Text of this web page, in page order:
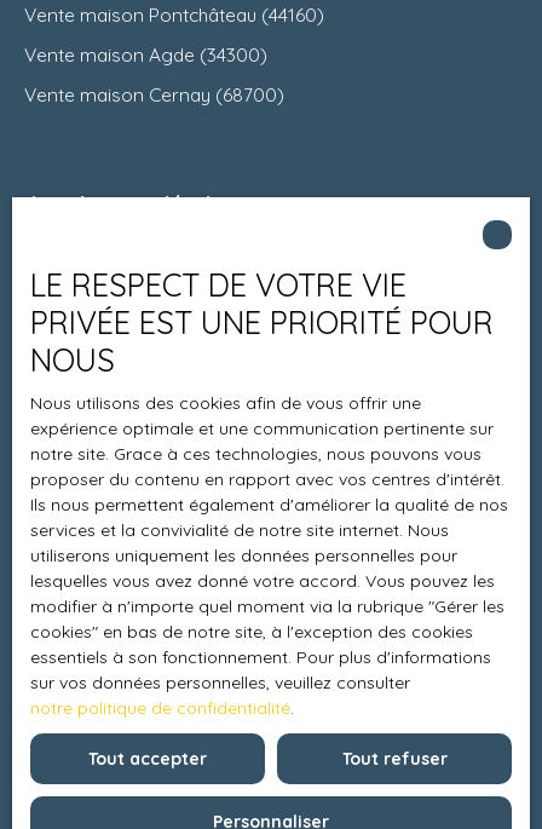
Vente maison Pontchâteau (44160)
Vente maison Agde (34300)
Vente maison Cernay (68700)
Je suis propriétaire
Espace vendeur
Vendre avec nous
Charte 21
Contact
Informations
Recrutement
Honoraires
Mentions légales
Politique de confidentialité
Plan du site
Gérer les cookies
Propulsé par
LE RESPECT DE VOTRE VIE
PRIVÉE EST UNE PRIORITÉ POUR
NOUS
Nous utilisons des cookies afin de vous offrir une
expérience optimale et une communication pertinente sur
notre site. Grace à ces technologies, nous pouvons vous
proposer du contenu en rapport avec vos centres d'intérêt.
Ils nous permettent également d'améliorer la qualité de nos
services et la convivialité de notre site internet. Nous
utiliserons uniquement les données personnelles pour
lesquelles vous avez donné votre accord. Vous pouvez les
modifier à n'importe quel moment via la rubrique ″Gérer les
cookies″ en bas de notre site, à l'exception des cookies
essentiels à son fonctionnement. Pour plus d'informations
sur vos données personnelles, veuillez consulter
notre politique de confidentialité.
Tout accepter Tout refuser
Personnaliser